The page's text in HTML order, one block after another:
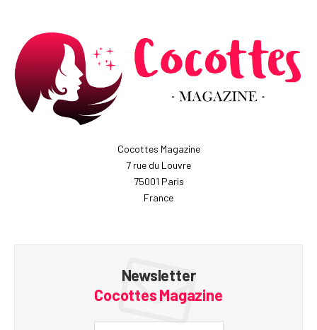
Cocottes Magazine
7 rue du Louvre
75001 Paris
France
Newsletter
Cocottes Magazine